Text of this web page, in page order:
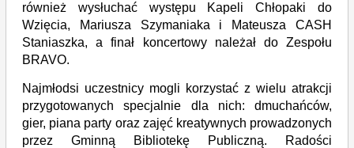
również wysłuchać występu Kapeli Chłopaki do
Wzięcia, Mariusza Szymaniaka i Mateusza CASH
Staniaszka, a finał koncertowy należał do Zespołu
BRAVO.
Najmłodsi uczestnicy mogli korzystać z wielu atrakcji
przygotowanych specjalnie dla nich: dmuchańców,
gier, piana party oraz zajęć kreatywnych prowadzonych
przez Gminną Bibliotekę Publiczną. Radości